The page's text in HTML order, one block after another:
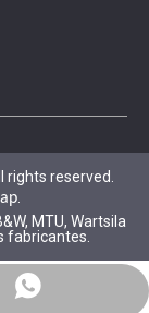
rights reserved.
MTU, Wartsila
fabricantes.